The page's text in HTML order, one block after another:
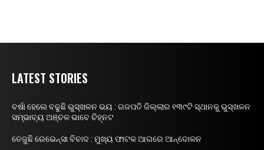
LATEST STORIES
ବର୍ଷା ହେଲେ ବଢୁଛି ଭୁସ୍ଖଳନ ଭୟ : ଗଜପତି ଜିଲ୍ଲାର ୧୩୯ଟି ସ୍ଥାନକୁ ଭୁସ୍ଖଳନ
ସମ୍ଭାବ୍ୟ ଅଞ୍ଚଳ ଭାବେ ଚିହ୍ନଟ
ତେଜୁଛି ରେଭେନ୍ସା ବିବାଦ : ମୁଖ୍ୟ ଫାଟକ ଆଗରେ ଆନ୍ଦୋଳନ